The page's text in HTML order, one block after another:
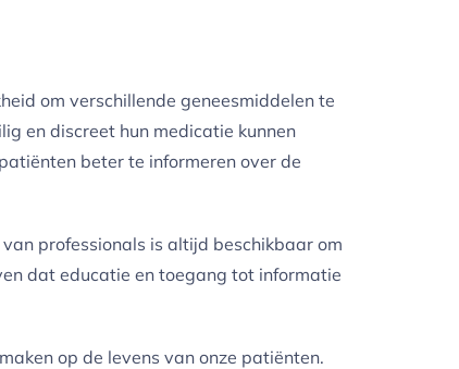
om verschillende geneesmiddelen te
en discreet hun medicatie kunnen
beter te informeren over de
professionals is altijd beschikbaar om
dat educatie en toegang tot informatie
op de levens van onze patiënten.